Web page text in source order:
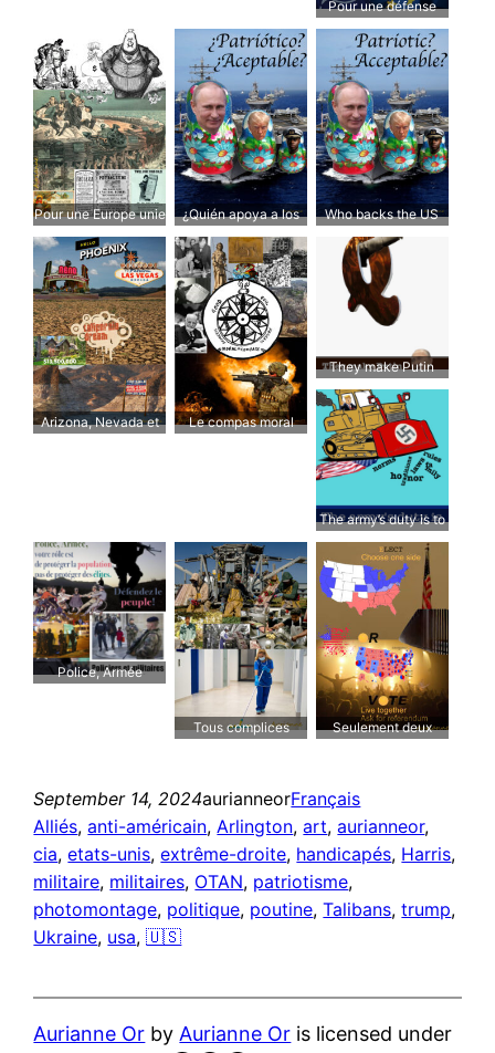
Pour une défense
européenne
Pour une Europe unie
pour protéger nos
normes!
¿Quién apoya a los
militares
estadounidenses?
Who backs the US
military?
Arizona, Nevada et
Le compas moral
They make Putin
laugh
The army’s duty is to
stop this fascist
Police, Armée
Tous complices
Seulement deux
September 14, 2024aurianneorFrançais
Alliés, anti-américain, Arlington, art, aurianneor
cia, etats-unis, extrême-droite, handicapés, Harris
militaire, militaires, OTAN, patriotisme
photomontage, politique, poutine, Talibans, trump
Ukraine, usa, 🇺🇸
Aurianne Or by Aurianne Or is licensed under